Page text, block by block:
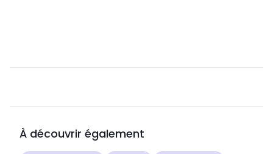
À découvrir également